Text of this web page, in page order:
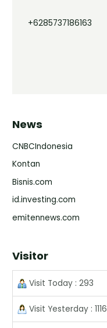
+6285737186163
News
CNBCIndonesia
Kontan
Bisnis.com
id.investing.com
emitennews.com
Visitor
Visit Today : 293
Visit Yesterday : 1116